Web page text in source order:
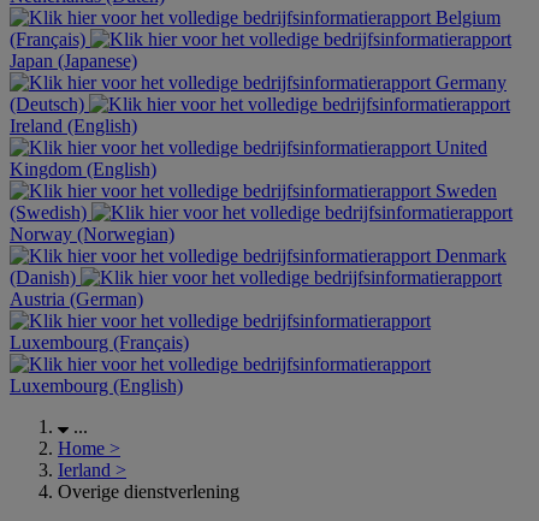
Belgium
(Français)
Japan (Japanese)
Germany
(Deutsch)
Ireland (English)
United
Kingdom (English)
Sweden
(Swedish)
Norway (Norwegian)
Denmark
(Danish)
Austria (German)
Luxembourg (Français)
Luxembourg (English)
...
Home >
Ierland >
Overige dienstverlening